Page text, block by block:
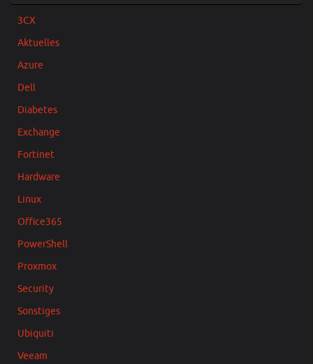
3CX
Aktuelles
Azure
Dell
Diabetes
Exchange
Fortinet
Hardware
Linux
Office365
PowerShell
Proxmox
Security
Sonstiges
Ubiquiti
Veeam